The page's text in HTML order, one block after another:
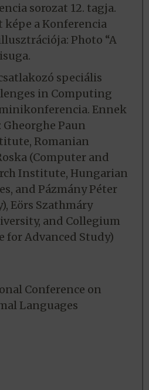
sorozat 12. tagja.
a Konferencia
Photo “A
speciális
in Computing
Ennek
Paun
Romanian
(Computer and
Institute, Hungarian
and Pázmány Péter
Eörs Szathmáry
and Collegium
Advanced Study)
Conference on
Languages